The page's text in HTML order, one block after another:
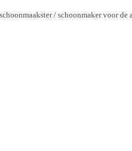
/ schoonmaker voor de